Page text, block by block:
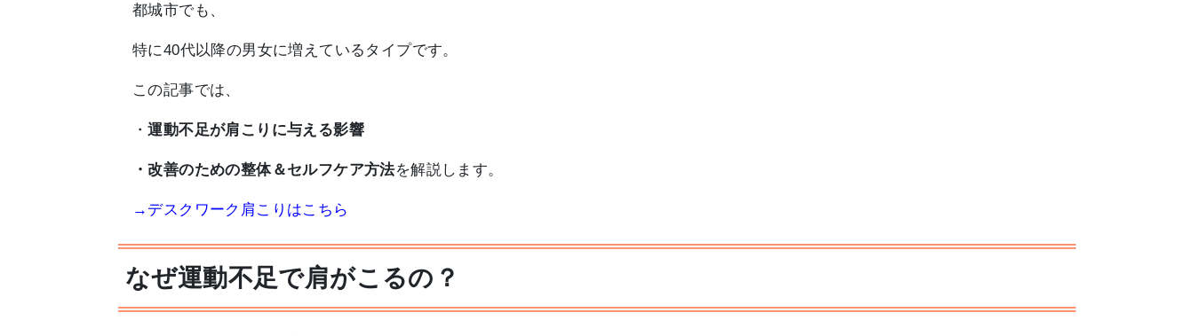
都城市でも、
特に40代以降の男女に増えているタイプです。
この記事では、
・運動不足が肩こりに与える影響
・改善のための整体＆セルフケア方法を解説します。
→デスクワーク肩こりはこちら
なぜ運動不足で肩がこるの？